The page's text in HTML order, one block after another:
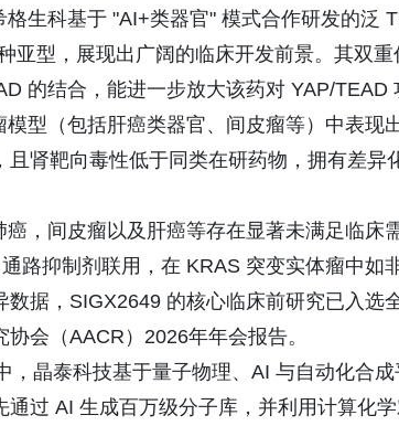
生科基于 "AI+类器官" 模式合作研发的泛
亚型，展现出广阔的临床开发前景。其双
的结合，能进一步放大该药对 YAP/TEAD
型（包括肝癌类器官、间皮瘤等）中表现
肾靶向毒性低于同类在研药物，拥有差异
，间皮瘤以及肝癌等存在显著未满足临床
路抑制剂联用，在 KRAS 突变实体瘤中如
数据，SIGX2649 的核心临床前研究已入选
会（AACR）2026年年会报告。
，晶泰科技基于量子物理、AI 与自动化合
过 AI 生成百万级分子库，并利用计算化